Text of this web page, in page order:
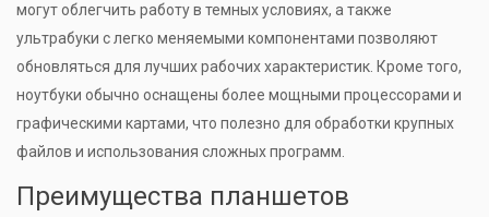
могут облегчить работу в темных условиях, а также
ультрабуки с легко меняемыми компонентами позволяют
обновляться для лучших рабочих характеристик. Кроме того,
ноутбуки обычно оснащены более мощными процессорами и
графическими картами, что полезно для обработки крупных
файлов и использования сложных программ.
Преимущества планшетов